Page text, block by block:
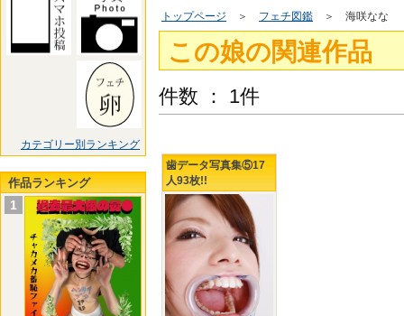
カテゴリー別ランキング
作品ランキング
1
トップページ ＞ フェチ図鑑 ＞ 海咲なな
この娘の関連作品
件数 ： 1件
歯データ写真集⑤17
人93枚!!